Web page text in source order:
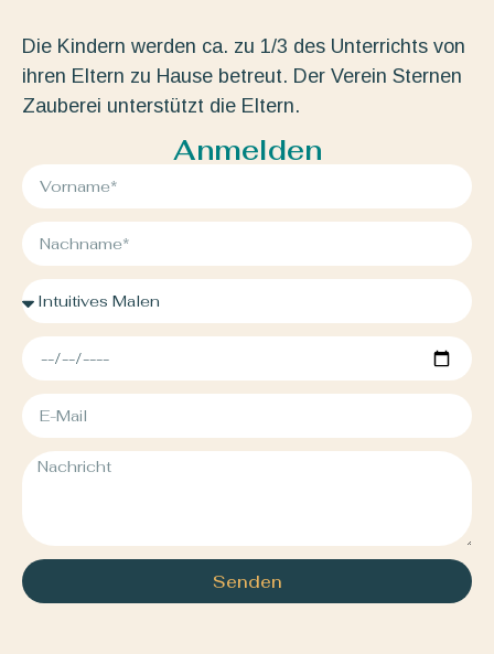
Die Kindern werden ca. zu 1/3 des Unterrichts von
ihren Eltern zu Hause betreut. Der Verein Sternen
Zauberei unterstützt die Eltern.
Anmelden
Senden